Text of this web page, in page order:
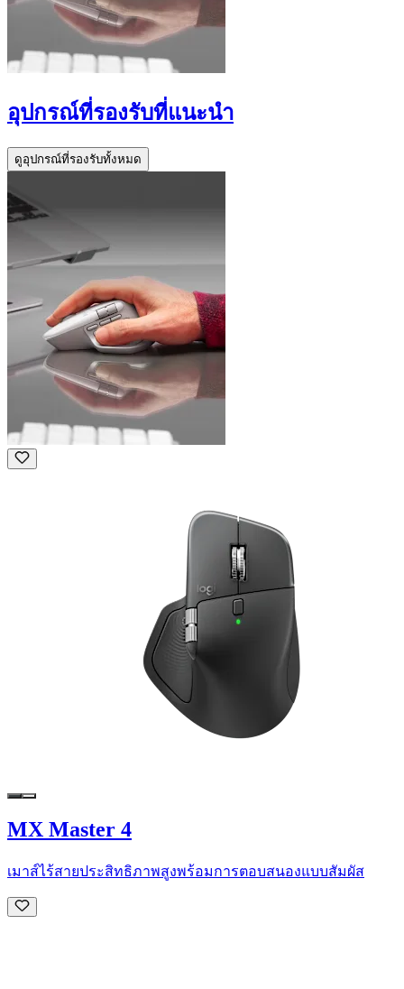
อุปกรณ์ที่รองรับที่แนะนำ
ดูอุปกรณ์ที่รองรับทั้งหมด
MX Master 4
เมาส์ไร้สายประสิทธิภาพสูงพร้อมการตอบสนองแบบสัมผัส